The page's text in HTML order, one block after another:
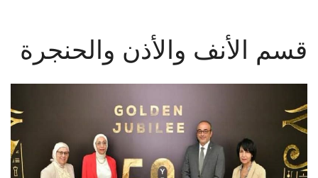
المراكز والوحدات
الإعلام
تواصل معنا
قسم الأنف والأذن والحنجرة